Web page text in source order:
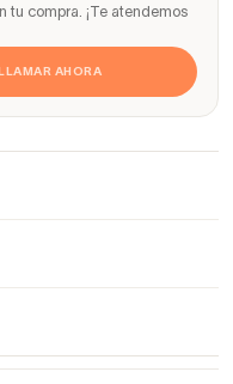
tu compra. ¡Te atendemos
LLAMAR AHORA